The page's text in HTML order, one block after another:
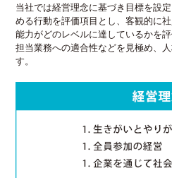
当社では経営理念に基づき目標を設
める行動を評価項目とし、客観的に
能力がどのレベルに達しているかを
担当業務への適合性などを見極め、
す。